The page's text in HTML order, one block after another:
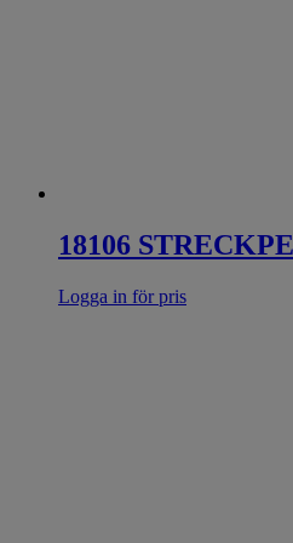
18106
Logga in för pris